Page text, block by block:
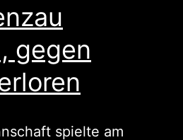
gegen
spielte am